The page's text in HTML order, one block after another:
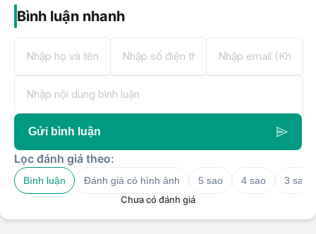
Bình luận nhanh
Gửi bình luận
Lọc đánh giá theo:
Bình luận Đánh giá có hình ảnh 5 sao 4 sao
3 sao
Chưa có đánh giá